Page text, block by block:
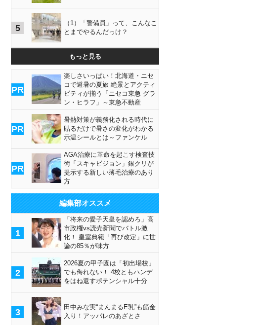
5
（1）「警備員」って、こんなこ
とまでやるんだっけ？
もっと見る
PR
楽しさいっぱい！北海道・ニセ
コで避暑の夏旅 絶景とアクティ
ビティが揃う「ニセコ東急 グラ
ン・ヒラフ」～東急不動産
PR
暑熱対策が義務化される時代に
貼るだけで暑さの変化がわかる
示温シールとは～ファンケル
PR
AGA治療に革命を起こす検査技
術「スキャビジョン」銀クリが
提示する新しい薄毛治療のあり
方
編集部オススメ
1
「将来の愛子天皇を認めろ」高
市政権vs読売新聞でバトル激
化！ 皇室典範「再び改定」に世
論の85％が味方
2
2026夏の甲子園は「初出場校」
でも侮れない！ 4校ともハンデ
をはね返すポテンシャル十分
3
田中みな実“まんまるE乳”も筋金
入り！アッパレのあざとさ